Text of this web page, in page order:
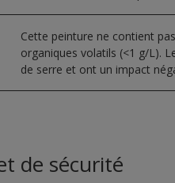
Cette peinture ne contient
organiques volatils (<1 g/L).
de serre et ont un impact
de sécurité